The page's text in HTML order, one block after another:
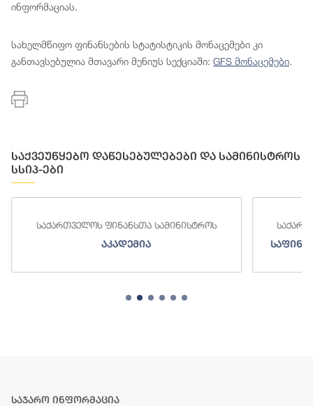
ინფორმაციას.
სახელმწიფო ფინანსების სტატისტიკის მონაცემები კი
განთავსებულია მთავარი მენიუს სექციაში: GFS მონაცემები.
საქვეუწყებო დაწესებულებები და სამინისტროს
სსიპ-ები
საქართველოს ფინანსთა სამინისტროს
აკადემია
საჯარო ინფორმაცია